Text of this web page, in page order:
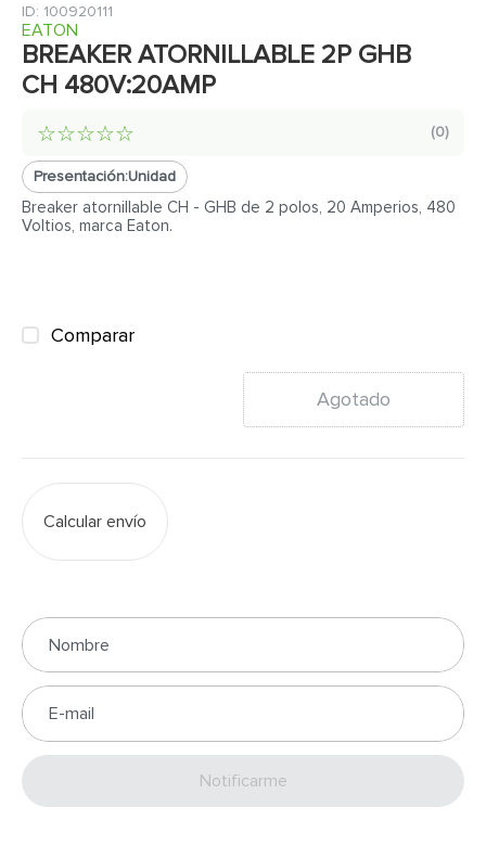
: 100920111
EATON
BREAKER ATORNILLABLE 2P GHB
CH 480V:20AMP
☆☆☆☆☆ (0)
Presentación:Unidad
Breaker atornillable CH - GHB de 2 polos, 20 Amperios, 480
Voltios, marca Eaton.
Comparar
Agotado
Calcular envío
Enviar
9.
abanico